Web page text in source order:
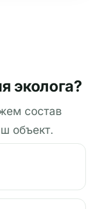
эколога?
состав
объект.